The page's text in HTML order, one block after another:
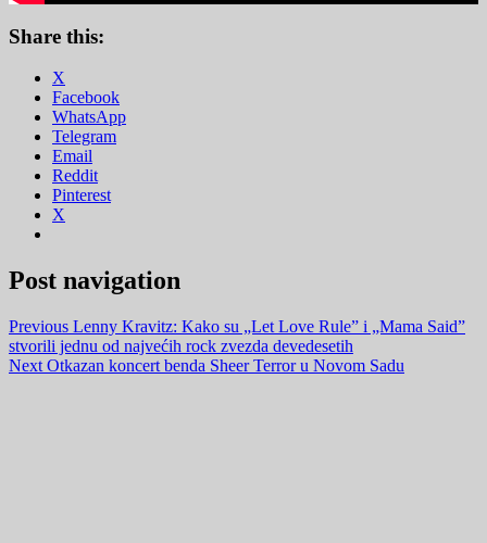
Share this:
X
Facebook
WhatsApp
Telegram
Email
Reddit
Pinterest
X
Post navigation
Previous Lenny Kravitz: Kako su „Let Love Rule” i „Mama Said”
stvorili jednu od najvećih rock zvezda devedesetih
Next Otkazan koncert benda Sheer Terror u Novom Sadu